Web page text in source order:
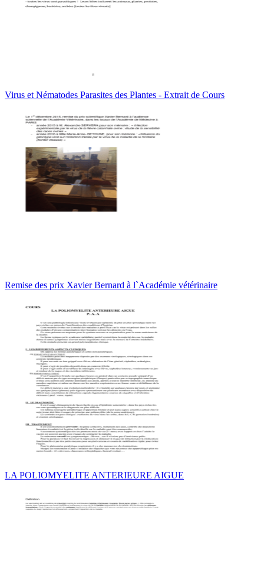
Virus et Nématodes Parasites des Plantes - Extrait de Cours
Remise des prix Xavier Bernard à l`Académie vétérinaire
LA POLIOMYELITE ANTERIEURE AIGUE